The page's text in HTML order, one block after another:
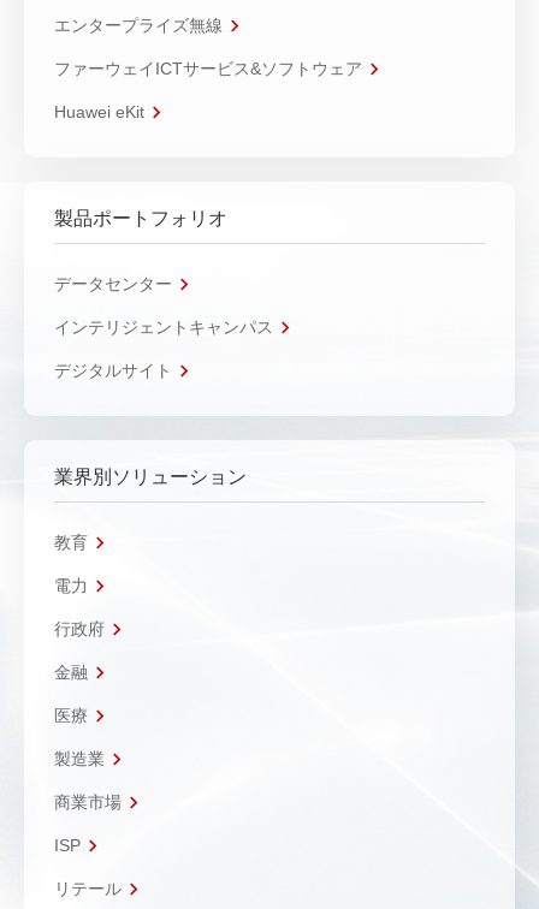
エンタープライズ無線
ファーウェイICTサービス&ソフトウェア
Huawei eKit
製品ポートフォリオ
データセンター
インテリジェントキャンパス
デジタルサイト
業界別ソリューション
教育
電力
行政府
金融
医療
製造業
商業市場
ISP
リテール